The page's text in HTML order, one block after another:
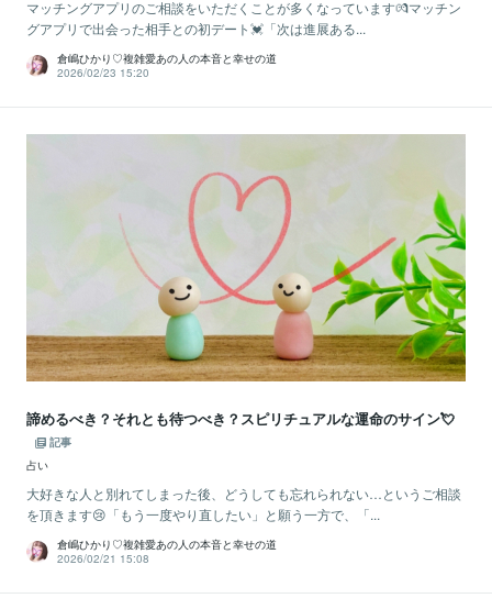
マッチングアプリのご相談をいただくことが多くなっています💏マッチン
グアプリで出会った相手との初デート💓「次は進展ある...
倉嶋ひかり♡複雑愛あの人の本音と幸せの道
2026/02/23 15:20
諦めるべき？それとも待つべき？スピリチュアルな運命のサイン💘
記事
占い
大好きな人と別れてしまった後、どうしても忘れられない…というご相談
を頂きます😢「もう一度やり直したい」と願う一方で、「...
倉嶋ひかり♡複雑愛あの人の本音と幸せの道
2026/02/21 15:08